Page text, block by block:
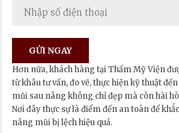
Hơn nữa, khách hàng tại Thẩm Mỹ Viện
từ khâu tư vấn, đo vẽ, thực hiện kỹ thuật
mũi sau nâng không chỉ đẹp mà còn hài
Nơi đây thực sự là điểm đến an toàn để
nâng mũi bị lệch hiệu quả.